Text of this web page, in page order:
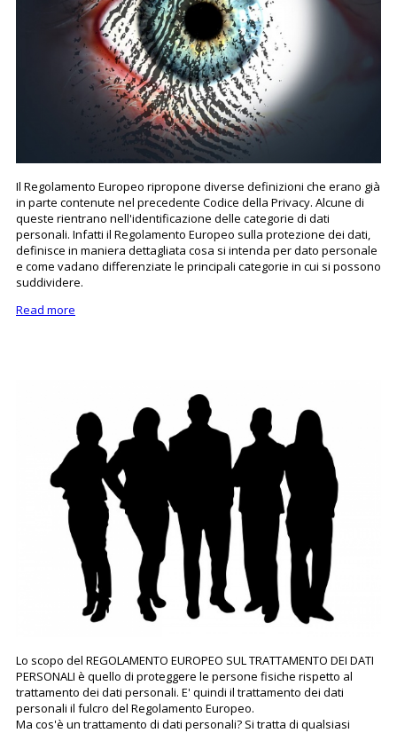
Il Regolamento Europeo ripropone diverse definizioni che erano già
in parte contenute nel precedente Codice della Privacy. Alcune di
queste rientrano nell'identificazione delle categorie di dati
personali. Infatti il Regolamento Europeo sulla protezione dei dati,
definisce in maniera dettagliata cosa si intenda per dato personale
e come vadano differenziate le principali categorie in cui si possono
suddividere.
Read more
Lo scopo del REGOLAMENTO EUROPEO SUL TRATTAMENTO DEI DATI
PERSONALI è quello di proteggere le persone fisiche rispetto al
trattamento dei dati personali. E' quindi il trattamento dei dati
personali il fulcro del Regolamento Europeo.
Ma cos'è un trattamento di dati personali? Si tratta di qualsiasi